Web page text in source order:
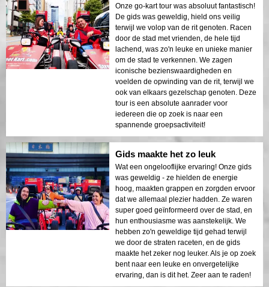
Onze go-kart tour was absoluut fantastisch!
De gids was geweldig, hield ons veilig
terwijl we volop van de rit genoten. Racen
door de stad met vrienden, de hele tijd
lachend, was zo'n leuke en unieke manier
om de stad te verkennen. We zagen
iconische bezienswaardigheden en
voelden de opwinding van de rit, terwijl we
ook van elkaars gezelschap genoten. Deze
tour is een absolute aanrader voor
iedereen die op zoek is naar een
spannende groepsactiviteit!
Gids maakte het zo leuk
Wat een ongelooflijke ervaring! Onze gids
was geweldig - ze hielden de energie
hoog, maakten grappen en zorgden ervoor
dat we allemaal plezier hadden. Ze waren
super goed geïnformeerd over de stad, en
hun enthousiasme was aanstekelijk. We
hebben zo'n geweldige tijd gehad terwijl
we door de straten raceten, en de gids
maakte het zeker nog leuker. Als je op zoek
bent naar een leuke en onvergetelijke
ervaring, dan is dit het. Zeer aan te raden!